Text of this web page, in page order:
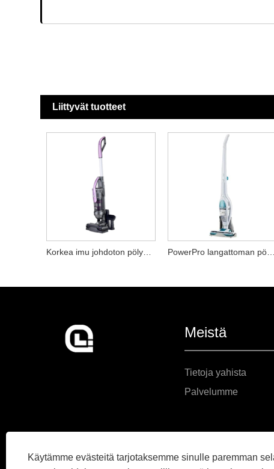
Liittyvät tuotteet
PowerPro langattoman pölynimurin
Meistä
Tietoja yahista
Palvelumme
Käytämme evästeitä tarjotaksemme sinulle paremman